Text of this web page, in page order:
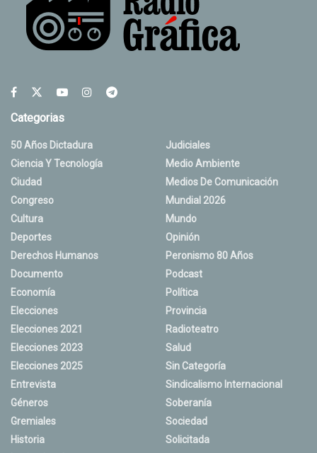
Categorias
50 Años Dictadura
Ciencia Y Tecnología
Ciudad
Congreso
Cultura
Deportes
Derechos Humanos
Documento
Economía
Elecciones
Elecciones 2021
Elecciones 2023
Elecciones 2025
Entrevista
Géneros
Gremiales
Historia
Judiciales
Medio Ambiente
Medios De Comunicación
Mundial 2026
Mundo
Opinión
Peronismo 80 Años
Podcast
Política
Provincia
Radioteatro
Salud
Sin Categoría
Sindicalismo Internacional
Soberanía
Sociedad
Solicitada